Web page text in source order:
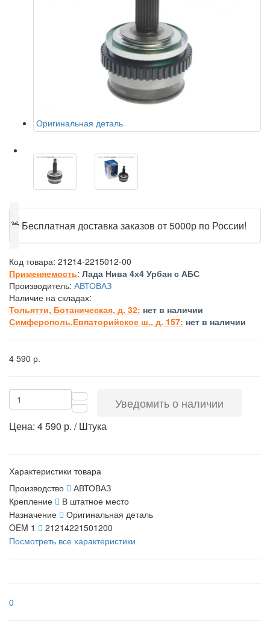
Оригинальная деталь
🎁 Бесплатная доставка заказов от 5000р по России!
Код товара: 21214-2215012-00
Применяемость: Лада Нива 4х4 Урбан с АБС
Производитель: АВТОВАЗ
Наличие на складах:
Тольятти, Ботаническая, д. 32: нет в наличии
Симферополь,Евпаторийское ш., д. 157: нет в наличии
4 590 р.
Уведомить о наличии
Цена: 4 590 р. / Штука
Характеристики товара
Производство
АВТОВАЗ
Крепление
В штатное место
Назначение
Оригинальная деталь
OEM 1
21214221501200
Посмотреть все характеристики
0